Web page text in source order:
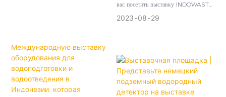
вас посетить выставку INDOWASTE
2023.
2023 08 29